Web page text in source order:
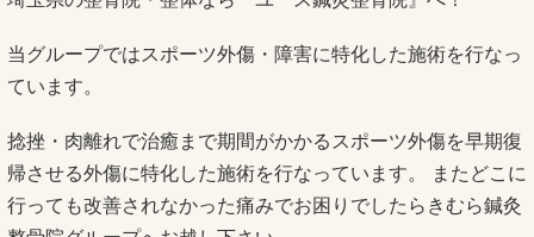
当グループではスポーツ外傷・障害に特化した施術を行なっ
ています。
捻挫・肉離れで治癒まで期間がかかるスポーツ外傷を早期復
帰させる外傷に特化した施術を行なっています。 またどこに
行っても改善されなかった痛みでお困りでしたらきむら鍼灸